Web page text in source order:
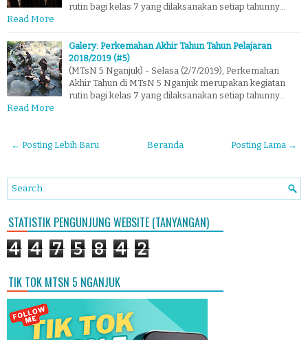
rutin bagi kelas 7 yang dilaksanakan setiap tahunny…
Read More
Galery: Perkemahan Akhir Tahun Tahun Pelajaran
2018/2019 (#5)
(MTsN 5 Nganjuk) - Selasa (2/7/2019), Perkemahan
Akhir Tahun di MTsN 5 Nganjuk merupakan kegiatan
rutin bagi kelas 7 yang dilaksanakan setiap tahunny…
Read More
← Posting Lebih Baru Posting Lama →
Beranda
STATISTIK PENGUNJUNG WEBSITE (TANYANGAN)
4 4 7 5 8 4 2
TIK TOK MTSN 5 NGANJUK